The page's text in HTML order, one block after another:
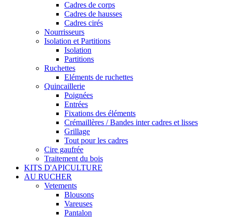
Cadres de corps
Cadres de hausses
Cadres cirés
Nourrisseurs
Isolation et Partitions
Isolation
Partitions
Ruchettes
Eléments de ruchettes
Quincaillerie
Poignées
Entrées
Fixations des éléments
Crémaillères / Bandes inter cadres et lisses
Grillage
Tout pour les cadres
Cire gaufrée
Traitement du bois
KITS D'APICULTURE
AU RUCHER
Vetements
Blousons
Vareuses
Pantalon